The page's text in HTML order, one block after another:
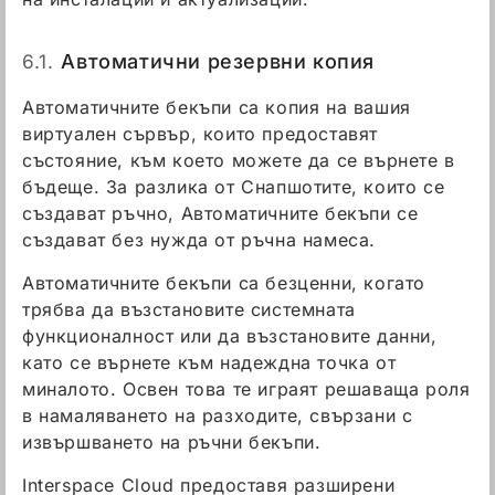
6.1. Автоматични резервни копия
Автоматичните бекъпи са копия на вашия
виртуален сървър, които предоставят
състояние, към което можете да се върнете в
бъдеще. За разлика от Снапшотите, които се
създават ръчно, Автоматичните бекъпи се
създават без нужда от ръчна намеса.
Автоматичните бекъпи са безценни, когато
трябва да възстановите системната
функционалност или да възстановите данни,
като се върнете към надеждна точка от
миналото. Освен това те играят решаваща роля
в намаляването на разходите, свързани с
извършването на ръчни бекъпи.
Interspace Cloud предоставя разширени